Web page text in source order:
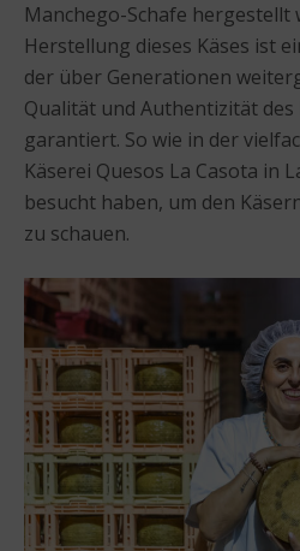
Manchego-Schafe hergestellt
Herstellung dieses Käses ist
der über Generationen
Qualität und Authentizität
garantiert. So wie in der
Käserei Quesos La Casota in
besucht haben, um den
zu schauen.